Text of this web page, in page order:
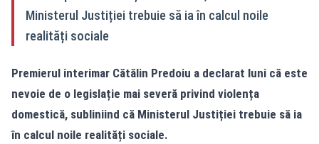
Ministerul Justiției trebuie să ia în calcul noile
realități sociale
Premierul interimar Cătălin Predoiu a declarat luni că este
nevoie de o legislație mai severă privind violența
domestică, subliniind că Ministerul Justiției trebuie să ia
în calcul noile realități sociale.